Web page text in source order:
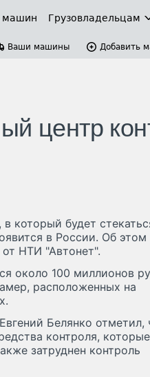
машин Грузовладельцам
Ваши машины Добавить
центр
который будет
в России. Об этом
НТИ "Автонет".
около 100 миллионов
расположенных на
Белянко отметил,
контроля,
затруднен контроль